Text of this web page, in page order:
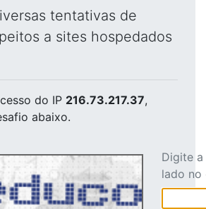
tentativas de
a sites hospedados
do IP 216.73.217.37,
abaixo.
Digite
lado no